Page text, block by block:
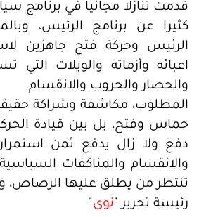
قدمت تنازلا مجانياً في برنامج
كثيرا عن برنامج الرئيس،
الرئيس وحركة فتح جاهزين
اعبائه وأزماته والويلات التي
والحصار والحروب والانقسام.
المطلوب، مكاشفة وشراكة
حماس وفتح، بل بين قيادة
دفع ولا زال يدفع ثمن استمرار
والانقسام والمناكفات
تنتظر من يطلق عليها الرصاص،
رئيسة تحرير " نوى